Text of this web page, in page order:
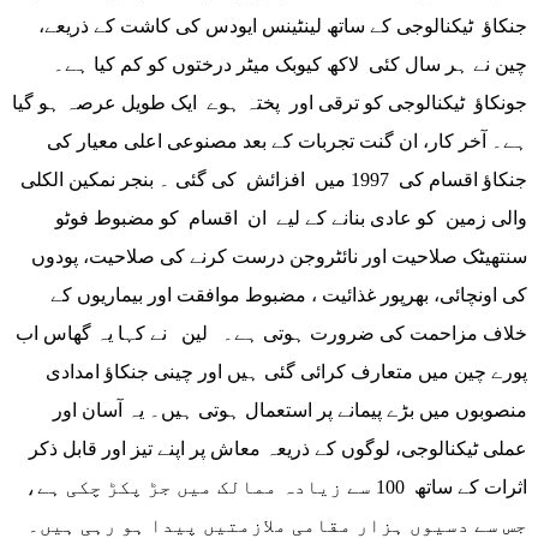
جنکاؤ ٹیکنالوجی کے ساتھ لینٹینس ایودس کی کاشت کے ذریعے،
چین نے ہر سال کئی لاکھ کیوبک میٹر درختوں کو کم کیا ہے۔
جونکاؤ ٹیکنالوجی کو ترقی اور پختہ ہوے ایک طویل عرصہ ہو گیا
ہے۔ آخر کار، ان گنت تجربات کے بعد مصنوعی اعلی معیار کی
جنکاؤ اقسام کی 1997 میں افزائش کی گئی ۔ بنجر نمکین الکلی
والی زمین کو عادی بنانے کے لیے ان اقسام کو مضبوط فوٹو
سنتھیٹک صلاحیت اور نائٹروجن درست کرنے کی صلاحیت، پودوں
کی اونچائی، بھرپور غذائیت ، مضبوط موافقت اور بیماریوں کے
خلاف مزاحمت کی ضرورت ہوتی ہے۔ لین نے کہا یہ گھاس اب
پورے چین میں متعارف کرائی گئی ہیں اور چینی جنکاؤ امدادی
منصوبوں میں بڑے پیمانے پر استعمال ہوتی ہیں۔ یہ آسان اور
عملی ٹیکنالوجی، لوگوں کے ذریعہ معاش پر اپنے تیز اور قابل ذکر
اثرات کے ساتھ 100 سے زیادہ ممالک میں جڑ پکڑ چکی ہے،
جس سے دسیوں ہزار مقامی ملازمتیں پیدا ہو رہی ہیں۔